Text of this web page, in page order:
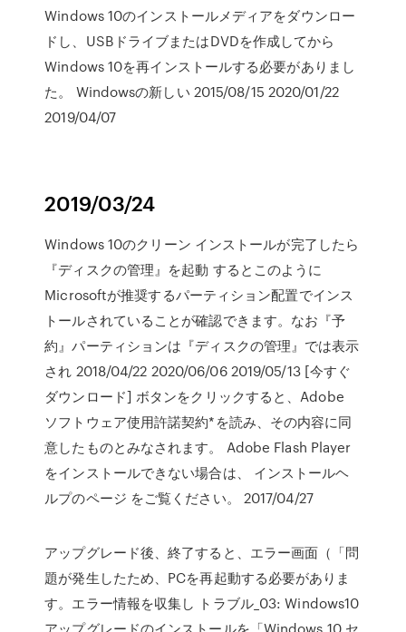
Windows 10のインストールメディアをダウンロー
ドし、USBドライブまたはDVDを作成してから
Windows 10を再インストールする必要がありまし
た。 Windowsの新しい 2015/08/15 2020/01/22
2019/04/07
2019/03/24
Windows 10のクリーン インストールが完了したら
『ディスクの管理』を起動 するとこのように
Microsoftが推奨するパーティション配置でインス
トールされていることが確認できます。なお『予
約』パーティションは『ディスクの管理』では表示
され 2018/04/22 2020/06/06 2019/05/13 [今すぐ
ダウンロード] ボタンをクリックすると、Adobe
ソフトウェア使用許諾契約*を読み、その内容に同
意したものとみなされます。 Adobe Flash Player
をインストールできない場合は、 インストールヘ
ルプのページ をご覧ください。 2017/04/27
アップグレード後、終了すると、エラー画面（「問
題が発生したため、PCを再起動する必要がありま
す。エラー情報を収集し トラブル_03: Windows10
アップグレードのインストールを「Windows 10 セ